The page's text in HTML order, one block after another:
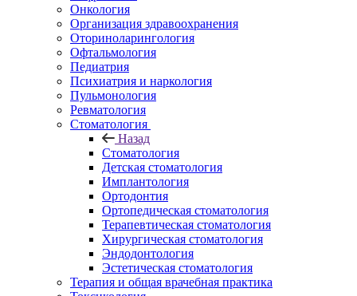
Онкология
Организация здравоохранения
Оториноларингология
Офтальмология
Педиатрия
Психиатрия и наркология
Пульмонология
Ревматология
Стоматология
Назад
Стоматология
Детская стоматология
Имплантология
Ортодонтия
Ортопедическая стоматология
Терапевтическая стоматология
Хирургическая стоматология
Эндодонтология
Эстетическая стоматология
Терапия и общая врачебная практика